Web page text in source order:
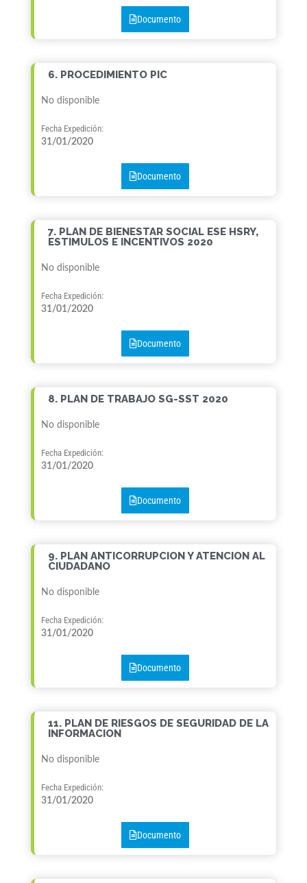
Documento
6. PROCEDIMIENTO PIC
No disponible
Fecha Expedición:
31/01/2020
Documento
7. PLAN DE BIENESTAR SOCIAL ESE HSRY,
ESTIMULOS E INCENTIVOS 2020
No disponible
Fecha Expedición:
31/01/2020
Documento
8. PLAN DE TRABAJO SG-SST 2020
No disponible
Fecha Expedición:
31/01/2020
Documento
9. PLAN ANTICORRUPCION Y ATENCION AL
CIUDADANO
No disponible
Fecha Expedición:
31/01/2020
Documento
11. PLAN DE RIESGOS DE SEGURIDAD DE LA
INFORMACION
No disponible
Fecha Expedición:
31/01/2020
Documento